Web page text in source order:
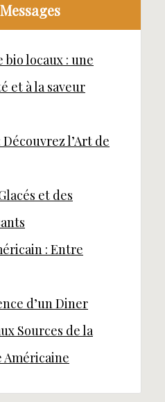
bio locaux : une
et à la saveur
l’Art de
et des
: Entre
d’un Diner
Sources de la